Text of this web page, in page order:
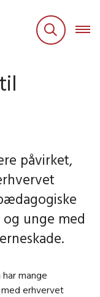
påvirket,
unge med
mange
erhvervet